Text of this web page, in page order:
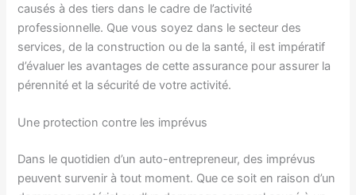
causés à des tiers dans le cadre de l’activité
professionnelle. Que vous soyez dans le secteur des
services, de la construction ou de la santé, il est impératif
d’évaluer les avantages de cette assurance pour assurer la
pérennité et la sécurité de votre activité.
Une protection contre les imprévus
Dans le quotidien d’un auto-entrepreneur, des imprévus
peuvent survenir à tout moment. Que ce soit en raison d’un